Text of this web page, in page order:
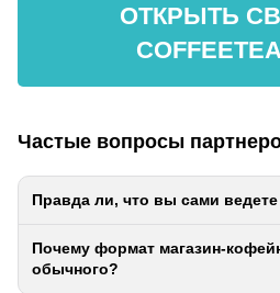
ОТКРЫТЬ
Частые вопросы
Правда ли, что вы сами
Почему формат магазин-
обычного?